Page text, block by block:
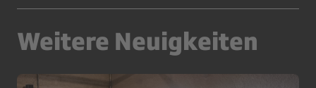
Weitere Neuigkeiten